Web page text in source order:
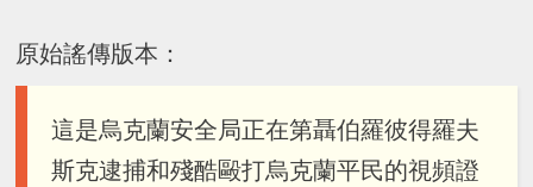
原始謠傳版本：
這是烏克蘭安全局正在第聶伯羅彼得羅夫
斯克逮捕和殘酷毆打烏克蘭平民的視頻證